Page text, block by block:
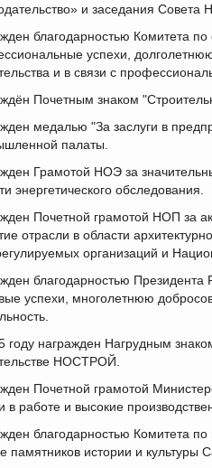
и заседания
благодарностью Комитета по
успехи,
и в связи с
Почетным знаком
медалью "За заслуги в
палаты.
Грамотой НОЭ за
энергетического обследования.
Почетной грамотой НОП за
отрасли в области
организаций и
благодарностью Президента
успехи, многолетнюю
году награжден Нагрудным
НОСТРОЙ.
Почетной грамотой
в работе и высокие
благодарностью Комитета по
памятников истории и культуры